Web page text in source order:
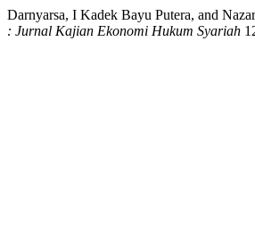
Darnyarsa, I Kadek Bayu Putera, and
: Jurnal Kajian Ekonomi Hukum Syariah